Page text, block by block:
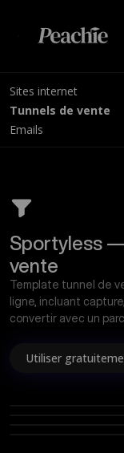
Sites internet
Tunnels de vente
Emails
Sportyless
vente
Template tunnel de
ligne, incluant
convertir avec un
Utiliser